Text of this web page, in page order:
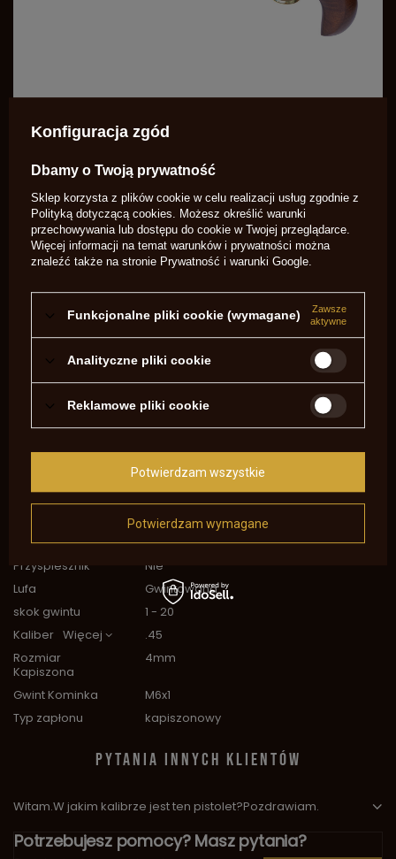
Oksydowana, gwintowana lufa poprawia parametry lotu
celność na krótkich i średnich dystansach. Produkt jest
gdzie wymagane, oraz dla kolekcjonerów zainteresowanych
replikami historycznymi. Zakup tego pistoletu przynosi
korzyści w postaci wiernej repliki historycznej o wysokiej
jakości wykonania, estetycznym wykończeniu i trwałych
amatorskiego strzelectwa czarnoprochowego, dając
satysfakcję z autentycznego użytkowania oraz wartości
kolekcjonerskiej.
Ardesa Firearms
Oksyda
Profil Lufy
oktagonalna
celownicze
stałe
Przyśpiesznik
Nie
Lufa
Gwintowana
skok gwintu
1 - 20
Kaliber Więcej
.45
Rozmiar
Kapiszona
4mm
Gwint Kominka
M6x1
Typ zapłonu
kapiszonowy
PYTANIA INNYCH KLIENTÓW
Witam.W jakim kalibrze jest ten pistolet?Pozdrawiam.
Potrzebujesz pomocy? Masz pytania?
Konfiguracja zgód
Dbamy o Twoją prywatność
Sklep korzysta z plików cookie w celu realizacji usług zgodnie z
Polityką dotyczącą cookies. Możesz określić warunki
przechowywania lub dostępu do cookie w Twojej przeglądarce.
Więcej informacji na temat warunków i prywatności można
znaleźć także na stronie Prywatność i warunki Google.
Funkcjonalne pliki cookie (wymagane)
Zawsze
aktywne
Analityczne pliki cookie
Reklamowe pliki cookie
Potwierdzam wymagane
Potwierdzam wszystkie